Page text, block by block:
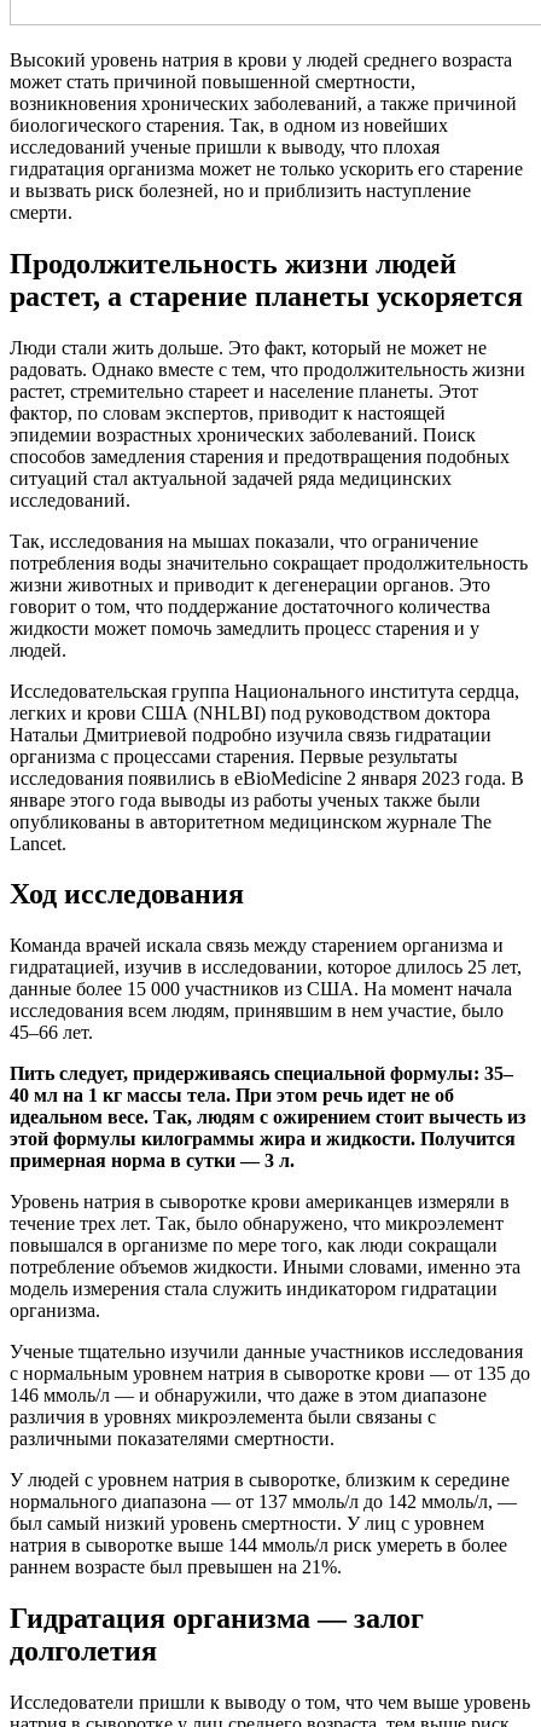
Высокий уровень натрия в крови у людей среднего возраста
может стать причиной повышенной смертности,
возникновения хронических заболеваний, а также причиной
биологического старения. Так, в одном из новейших
исследований ученые пришли к выводу, что плохая
гидратация организма может не только ускорить его старение
и вызвать риск болезней, но и приблизить наступление
смерти.
Продолжительность жизни людей
растет, а старение планеты ускоряется
Люди стали жить дольше. Это факт, который не может не
радовать. Однако вместе с тем, что продолжительность жизни
растет, стремительно стареет и население планеты. Этот
фактор, по словам экспертов, приводит к настоящей
эпидемии возрастных хронических заболеваний. Поиск
способов замедления старения и предотвращения подобных
ситуаций стал актуальной задачей ряда медицинских
исследований.
Так, исследования на мышах показали, что ограничение
потребления воды значительно сокращает продолжительность
жизни животных и приводит к дегенерации органов. Это
говорит о том, что поддержание достаточного количества
жидкости может помочь замедлить процесс старения и у
людей.
Исследовательская группа Национального института сердца,
легких и крови США (NHLBI) под руководством доктора
Натальи Дмитриевой подробно изучила связь гидратации
организма с процессами старения. Первые результаты
исследования появились в eBioMedicine 2 января 2023 года. В
январе этого года выводы из работы ученых также были
опубликованы в авторитетном медицинском журнале The
Lancet.
Ход исследования
Команда врачей искала связь между старением организма и
гидратацией, изучив в исследовании, которое длилось 25 лет,
данные более 15 000 участников из США. На момент начала
исследования всем людям, принявшим в нем участие, было
45–66 лет.
Пить следует, придерживаясь специальной формулы: 35–
40 мл на 1 кг массы тела. При этом речь идет не об
идеальном весе. Так, людям с ожирением стоит вычесть из
этой формулы килограммы жира и жидкости. Получится
примерная норма в сутки — 3 л.
Уровень натрия в сыворотке крови американцев измеряли в
течение трех лет. Так, было обнаружено, что микроэлемент
повышался в организме по мере того, как люди сокращали
потребление объемов жидкости. Иными словами, именно эта
модель измерения стала служить индикатором гидратации
организма.
Ученые тщательно изучили данные участников исследования
с нормальным уровнем натрия в сыворотке крови — от 135 до
146 ммоль/л — и обнаружили, что даже в этом диапазоне
различия в уровнях микроэлемента были связаны с
различными показателями смертности.
У людей с уровнем натрия в сыворотке, близким к середине
нормального диапазона — от 137 ммоль/л до 142 ммоль/л, —
был самый низкий уровень смертности. У лиц с уровнем
натрия в сыворотке выше 144 ммоль/л риск умереть в более
раннем возрасте был превышен на 21%.
Гидратация организма — залог
долголетия
Исследователи пришли к выводу о том, что чем выше уровень